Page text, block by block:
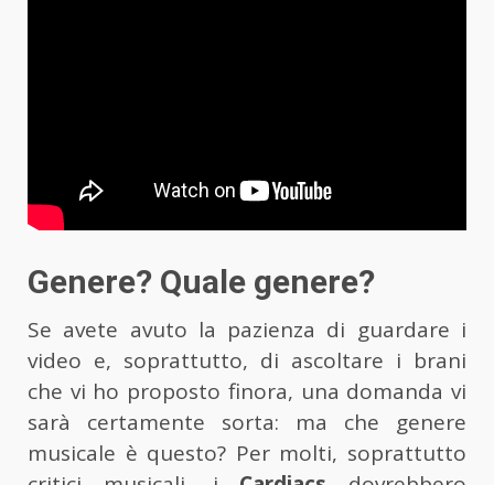
Genere? Quale genere?
Se avete avuto la pazienza di guardare i
video e, soprattutto, di ascoltare i brani
che vi ho proposto finora, una domanda vi
sarà certamente sorta: ma che genere
musicale è questo? Per molti, soprattutto